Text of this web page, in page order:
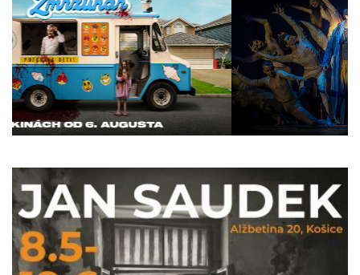
Previous Next